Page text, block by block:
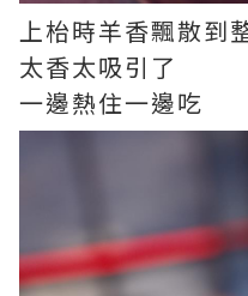
上枱時羊香飄散到
太香太吸引了
一邊熱住一邊吃